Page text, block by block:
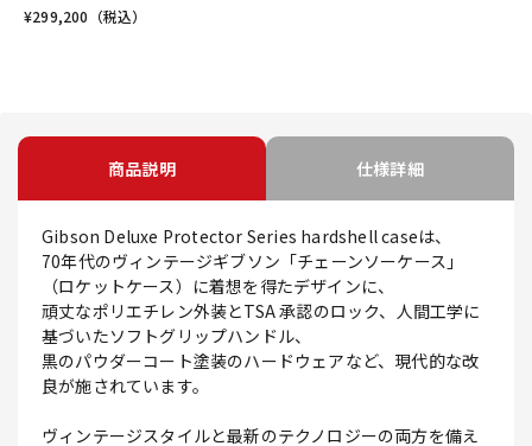
¥299,200 （税込）
商品説明 仕様詳細
Gibson Deluxe Protector Series hardshell caseは、
70年代のヴィンテージギブソン「チェーンソーケース」
（ロケットケース）に着想を得たデザインに、
頑丈なポリエチレン外装とTSA 承認のロック、人間工学に
基づいたソフトグリップハンドル、
黒のパウダーコート塗装のハードウェアなど、現代的な改
良が施されています。
ヴィンテージスタイルと最新のテクノロジーの両方を備え